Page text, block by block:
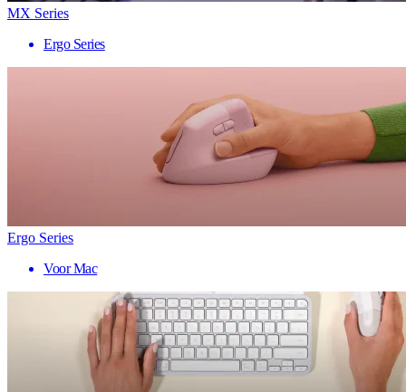
MX Series
Ergo Series
Ergo Series
Voor Mac